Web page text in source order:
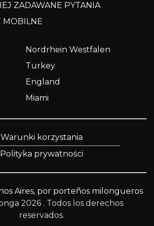
ZADAWANE PYTANIA
MOBILNE
Nordrhein Westfalen
Turkey
England
Miami
Warunki korzystania
Polityka prywatności
Aires, por porteños milongueros
2026 . Todos los derechos
reservados.